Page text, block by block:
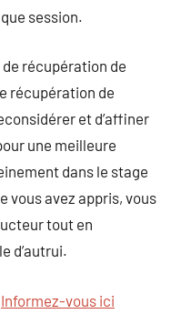
session.
récupération de
récupération de
et d’affiner
une meilleure
dans le stage
vous avez appris, vous
tout en
d’autrui.
Informez-vous ici